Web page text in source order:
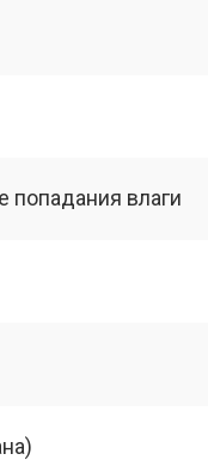
попадания влаги